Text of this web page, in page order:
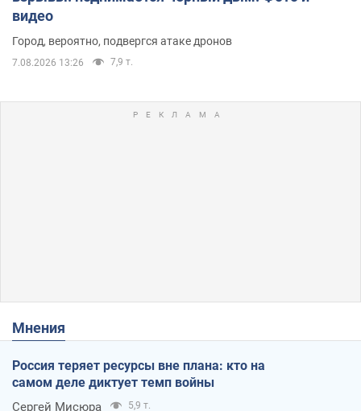
видео
Город, вероятно, подвергся атаке дронов
7.08.2026 13:26 7,9 т.
Мнения
Россия теряет ресурсы вне плана: кто на
самом деле диктует темп войны
Сергей Мисюра 5,9 т.